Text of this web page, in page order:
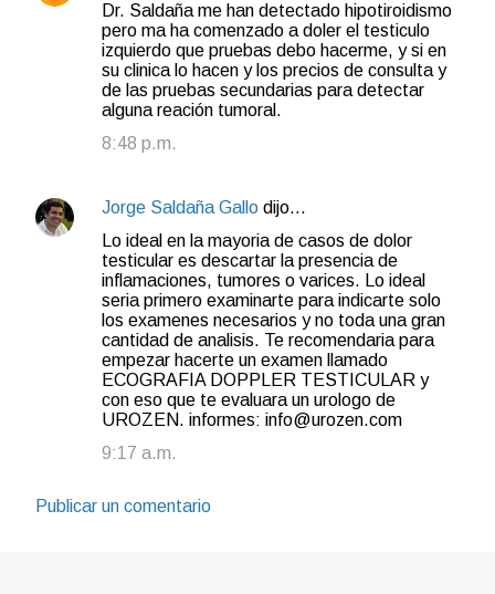
Dr. Saldaña me han detectado hipotiroidismo
pero ma ha comenzado a doler el testiculo
izquierdo que pruebas debo hacerme, y si en
su clinica lo hacen y los precios de consulta y
de las pruebas secundarias para detectar
alguna reación tumoral.
8:48 p.m.
Jorge Saldaña Gallo dijo…
Lo ideal en la mayoria de casos de dolor
testicular es descartar la presencia de
inflamaciones, tumores o varices. Lo ideal
seria primero examinarte para indicarte solo
los examenes necesarios y no toda una gran
cantidad de analisis. Te recomendaria para
empezar hacerte un examen llamado
ECOGRAFIA DOPPLER TESTICULAR y
con eso que te evaluara un urologo de
UROZEN. informes: info@urozen.com
9:17 a.m.
Publicar un comentario